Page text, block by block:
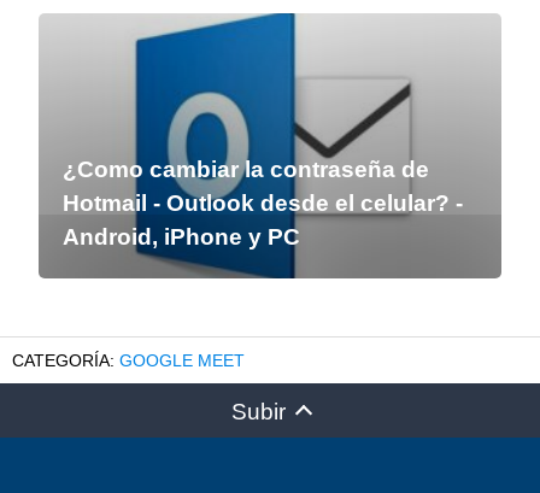
¿Como cambiar la contraseña de
Hotmail - Outlook desde el celular? -
Android, iPhone y PC
GOOGLE MEET
Subir